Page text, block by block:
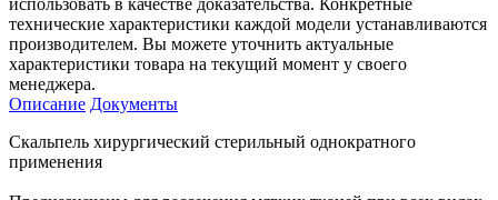
технические характеристики каждой модели устанавливаются
производителем. Вы можете уточнить актуальные
характеристики товара на текущий момент у своего
менеджера.
Описание Документы
Скальпель хирургический стерильный однократного
применения